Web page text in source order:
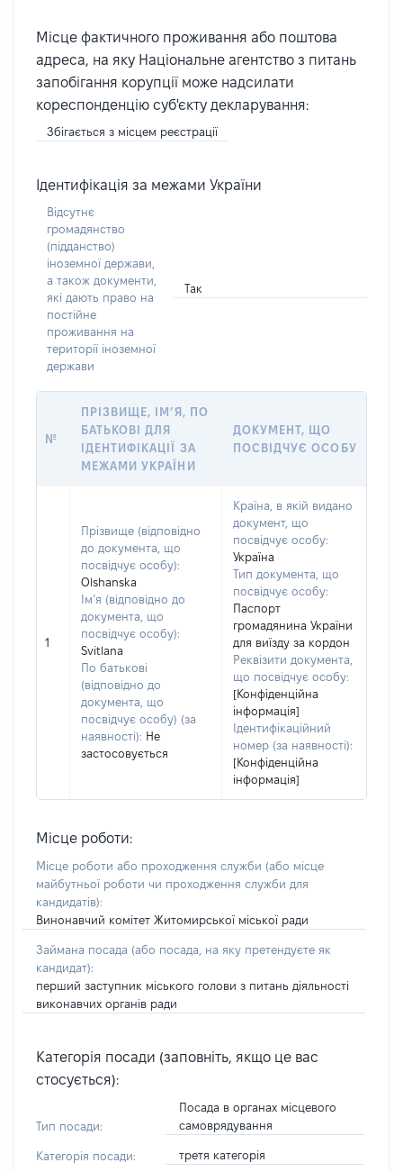
Місце фактичного проживання або поштова
адреса, на яку Національне агентство з питань
запобігання корупції може надсилати
кореспонденцію суб'єкту декларування:
Збігається з місцем реєстрації
Ідентифікація за межами України
Відсутнє
громадянство
(підданство)
іноземної держави,
а також документи,
які дають право на
постійне
проживання на
території іноземної
держави
Так
№
ПРІЗВИЩЕ, ІМ’Я, ПО
БАТЬКОВІ ДЛЯ
ІДЕНТИФІКАЦІЇ ЗА
МЕЖАМИ УКРАЇНИ
ДОКУМЕНТ, ЩО
ПОСВІДЧУЄ ОСОБУ
1
Прізвище (відповідно
до документа, що
посвідчує особу):
Olshanska
Ім’я (відповідно до
документа, що
посвідчує особу):
Svitlana
По батькові
(відповідно до
документа, що
посвідчує особу) (за
наявності): Не
застосовується
Країна, в якій видано
документ, що
посвідчує особу:
Україна
Тип документа, що
посвідчує особу:
Паспорт
громадянина України
для виїзду за кордон
Реквізити документа,
що посвідчує особу:
[Конфіденційна
інформація]
Ідентифікаційний
номер (за наявності):
[Конфіденційна
інформація]
Місце роботи:
Місце роботи або проходження служби (або місце
майбутньої роботи чи проходження служби для
кандидатів):
Винонавчий комітет Житомирської міської ради
Займана посада (або посада, на яку претендуєте як
кандидат):
перший заступник міського голови з питань діяльності
виконавчих органів ради
Категорія посади (заповніть, якщо це вас
стосується):
Тип посади:
Посада в органах місцевого
самоврядування
Категорія посади: третя категорія